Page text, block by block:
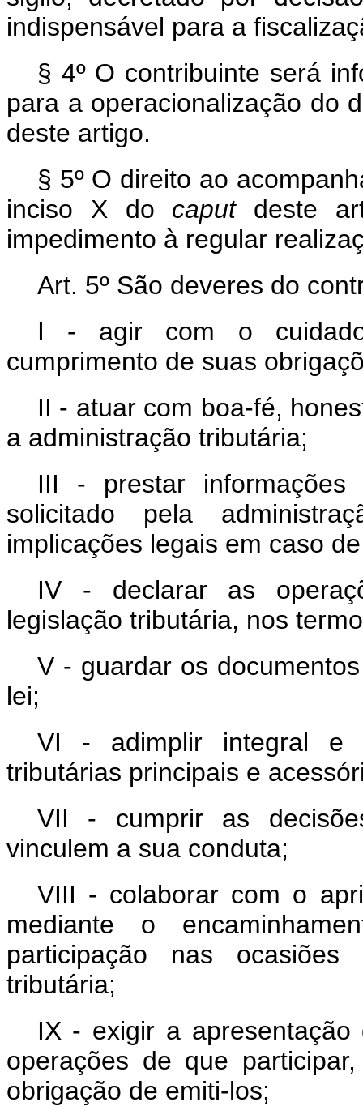
indispensável para a
§ 4º O contribuinte será
para a operacionalização do
deste artigo.
§ 5º O direito ao
inciso X do caputdeste
impedimento à regular
Art. 5º São deveres do
I - agir com o
cumprimento de suas
II - atuar com boa-fé,
a administração tributária;
III - prestar informações
solicitado pela
implicações legais em caso
IV - declarar as
legislação tributária, nos
V - guardar os
lei;
VI - adimplir integral e
tributárias principais e
VII - cumprir as
vinculem a sua conduta;
VIII - colaborar com o
mediante o
participação nas ocasiões
tributária;
IX - exigir a
operações de que
obrigação de emiti-los;